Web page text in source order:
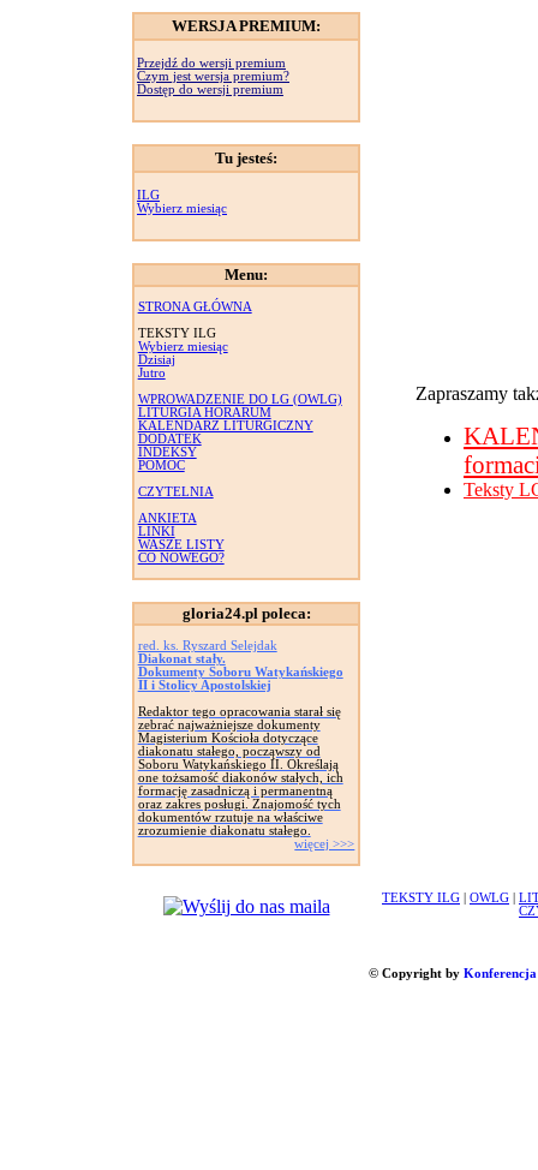
WERSJA PREMIUM:
Przejdź do wersji premium
Czym jest wersja premium?
Dostęp do wersji premium
Tu jesteś:
ILG
Wybierz miesiąc
Menu:
STRONA GŁÓWNA
TEKSTY ILG
Wybierz miesiąc
Dzisiaj
Jutro
WPROWADZENIE DO LG (OWLG)
LITURGIA HORARUM
KALENDARZ LITURGICZNY
DODATEK
INDEKSY
POMOC
CZYTELNIA
ANKIETA
LINKI
WASZE LISTY
CO NOWEGO?
gloria24.pl poleca:
red. ks. Ryszard Selejdak
Diakonat stały.
Dokumenty Soboru Watykańskiego
II i Stolicy Apostolskiej
Redaktor tego opracowania starał się
zebrać najważniejsze dokumenty
Magisterium Kościoła dotyczące
diakonatu stałego, począwszy od
Soboru Watykańskiego II. Określają
one tożsamość diakonów stałych, ich
formację zasadniczą i permanentną
oraz zakres posługi. Znajomość tych
dokumentów rzutuje na właściwe
zrozumienie diakonatu stałego.
więcej >>>
Zapraszamy
Teksty
TEKSTY ILG OWLG
© Copyright by Konferencja